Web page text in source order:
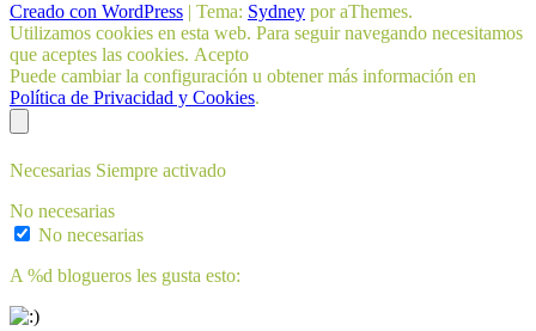
Creado con WordPress | Tema: Sydney por aThemes.
Utilizamos cookies en esta web. Para seguir navegando necesitamos
que aceptes las cookies. Acepto
Puede cambiar la configuración u obtener más información en
Política de Privacidad y Cookies.
Necesarias Siempre activado
No necesarias
No necesarias
A %d blogueros les gusta esto: